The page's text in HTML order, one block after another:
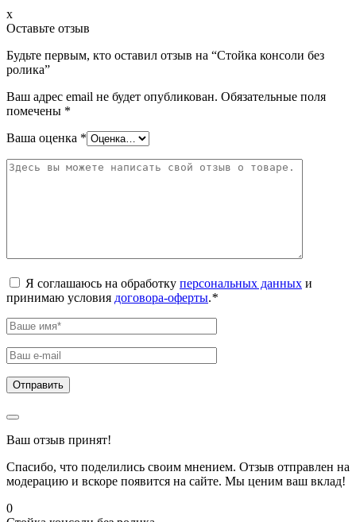
x
Оставьте отзыв
Будьте первым, кто оставил отзыв на “Стойка консоли без
ролика”
Ваш адрес email не будет опубликован. Обязательные поля
помечены *
Ваша оценка *
Я соглашаюсь на обработку персональных данных и
принимаю условия договора-оферты.*
Ваш отзыв принят!
Спасибо, что поделились своим мнением. Отзыв отправлен на
модерацию и вскоре появится на сайте. Мы ценим ваш вклад!
0